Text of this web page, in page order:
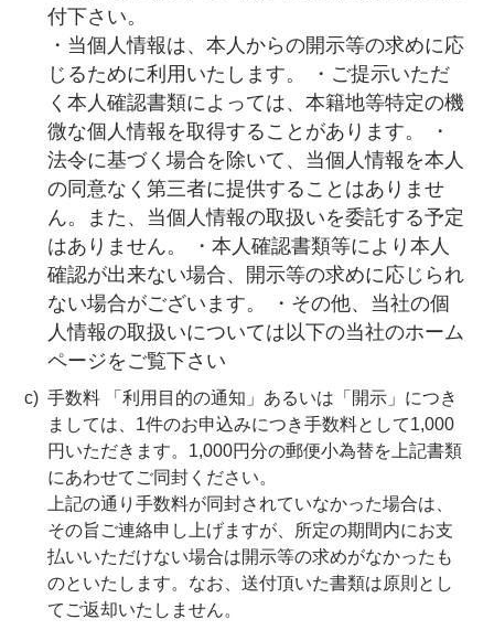
付下さい。
・当個人情報は、本人からの開示等の求めに応
じるために利用いたします。 ・ご提示いただ
く本人確認書類によっては、本籍地等特定の機
微な個人情報を取得することがあります。 ・
法令に基づく場合を除いて、当個人情報を本人
の同意なく第三者に提供することはありませ
ん。また、当個人情報の取扱いを委託する予定
はありません。 ・本人確認書類等により本人
確認が出来ない場合、開示等の求めに応じられ
ない場合がございます。 ・その他、当社の個
人情報の取扱いについては以下の当社のホーム
ページをご覧下さい
手数料 「利用目的の通知」あるいは「開示」につき
ましては、1件のお申込みにつき手数料として1,000
円いただきます。1,000円分の郵便小為替を上記書類
にあわせてご同封ください。
上記の通り手数料が同封されていなかった場合は、
その旨ご連絡申し上げますが、所定の期間内にお支
払いいただけない場合は開示等の求めがなかったも
のといたします。なお、送付頂いた書類は原則とし
てご返却いたしません。